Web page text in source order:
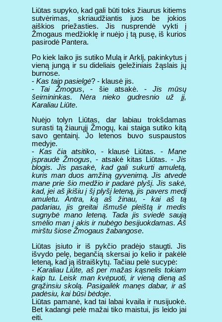
Liūtas supyko, kad gali būti toks žiaurus kitiems
sutvėrimas, skriaudžiantis juos be jokios
aiškios priežasties. Jis nusprendė vykti į
Žmogaus medžioklę ir nuėjo į tą pusę, iš kurios
pasirodė Pantera.
Po kiek laiko jis sutiko Mulą ir Arklį, pakinkytus į
vieną jungą ir su dideliais geležiniais žąslais jų
burnose.
- Kas taip pasielgė? - klausė jis.
- Tai Žmogus, - šie atsakė. - Jis mūsų
šeimininkas. Nėra nieko gudresnio už jį,
Karaliau Liūte.
Nuėjo tolyn Liūtas, dar labiau trokšdamas
surasti tą žiaurųjį Žmogų, kai staiga sutiko kitą
savo gentainį. Jo letenos buvo suspaustos
medyje.
- Kas čia atsitiko, - klausė Liūtas. - Mane
įspraudė Žmogus, - atsakė kitas Liūtas. -Jis
blogis. Jis pasakė, kad gali sukurti amuletą,
kuris man duos amžiną gyvenimą. Jis atvedė
mane prie šio medžio ir padarė plyšį. Jis sakė,
kad, jei aš įkišiu į šį plyšį leteną, jis pavers medį
amuletu. Antra, ką aš žinau, - kai aš tą
padariau, jis greitai išmušė pleištą ir medis
sugnybė mano leteną. Tada jis sviedė saują
smėlio man į akis ir nubėgo besijuokdamas. Aš
mirštu šiose Žmogaus žabangose.
Liūtas įsiuto ir iš pykčio pradėjo staugti. Jis
išvydo pelę, begančią skersai jo kelio ir pakėlė
leteną, kad ją ištraiškytų. Tačiau pelė sucypė:
- Karaliau Liūte, aš per mažas kąsnelis tokiam
kaip tu. Leisk man kvėpuoti, ir vieną dieną aš
grąžinsiu skolą. Pasigailėk manęs dabar, ir aš
padėsiu, kai būsi bėdoje.
Liūtas pamanė, kad tai labai kvaila ir nusijuokė.
Bet kadangi pelė mažai tiko maistui, jis leido jai
eiti.